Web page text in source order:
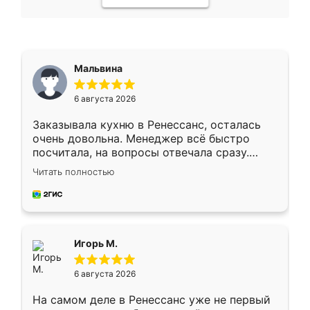
Мальвина
6 августа 2026
Заказывала кухню в Ренессанс, осталась
очень довольна. Менеджер всё быстро
посчитала, на вопросы отвечала сразу.
Замерщик приехал в субботу, подошёл к
делу со всей ответственностью. Собрали
за день, ребята работали аккуратно, даже
Читать полностью
Игорь М.
6 августа 2026
На самом деле в Ренессанс уже не первый